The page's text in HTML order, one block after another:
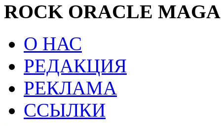
ROCK ORACLE
О НАС
РЕДАКЦИЯ
РЕКЛАМА
ССЫЛКИ